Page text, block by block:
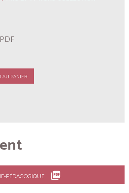
PDF
AU PANIER
PÉDAGOGIQUE picture_as_pdf